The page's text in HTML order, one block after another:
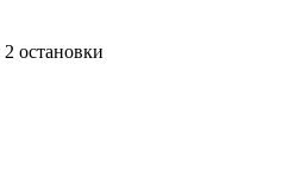
2 остановки